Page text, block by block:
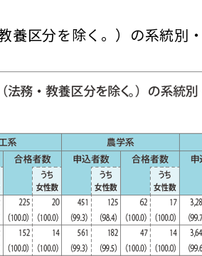
区分を除く。）の系統別